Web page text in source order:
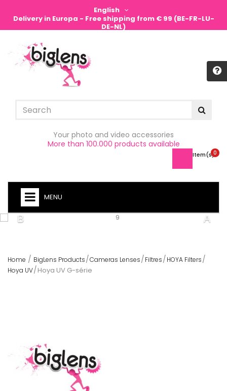
English
Delivery in Europa - Free shipping from € 99 (BE-FR-LU-
DE-NL)
Your photo and video accessories
More than 100.000 products available
0
Item(s) -
MENU
Home BigLens Products Cameras Lenses Filtres
HOYA Filters
Hoya UV Hoya UV G-série